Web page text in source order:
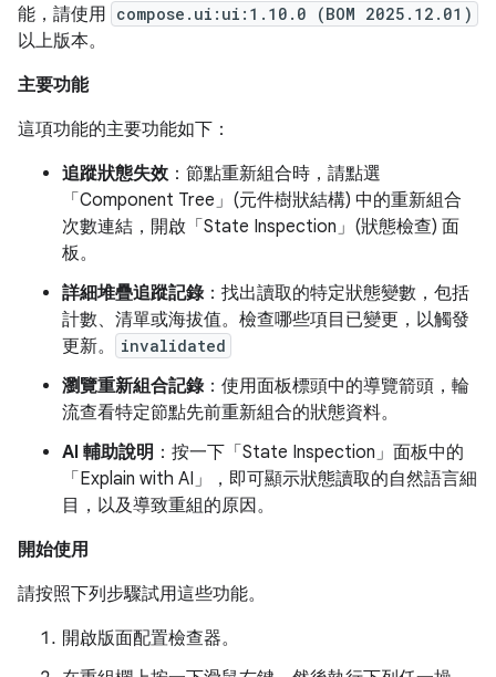
能，請使用 compose.ui:ui:1.10.0 (BOM 2025.12.01)
以上版本。
主要功能
這項功能的主要功能如下：
追蹤狀態失效 ：節點重新組合時，請點選
「Component Tree」(元件樹狀結構) 中的重新組合
次數連結，開啟「State Inspection」(狀態檢查) 面
板。
詳細堆疊追蹤記錄：找出讀取的特定狀態變數，包括
計數、清單或海拔值。檢查哪些項目已變更，以觸發
更新。
invalidated
瀏覽重新組合記錄：使用面板標頭中的導覽箭頭，輪
流查看特定節點先前重新組合的狀態資料。
AI 輔助說明 ：按一下「State Inspection」面板中的
「Explain with AI」
，即可顯示狀態讀取的自然語言細
目，以及導致重組的原因。
開始使用
請按照下列步驟試用這些功能。
開啟版面配置檢查器。